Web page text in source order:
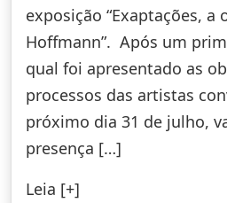
exposição “Exaptações, a
Hoffmann”. Após um
qual foi apresentado as
processos das artistas
próximo dia 31 de julho,
presença […]
Leia [+]